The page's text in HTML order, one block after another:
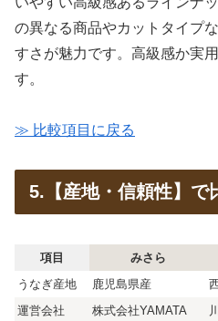
の異なる商品やカットタイプ
すさが魅力です。高級感か実
す。
≫ 比較項目に戻る
5.【産地・信頼性】で
項目 みさら
うなぎ産地
鹿児島県産
運営会社
株式会社YAMATA